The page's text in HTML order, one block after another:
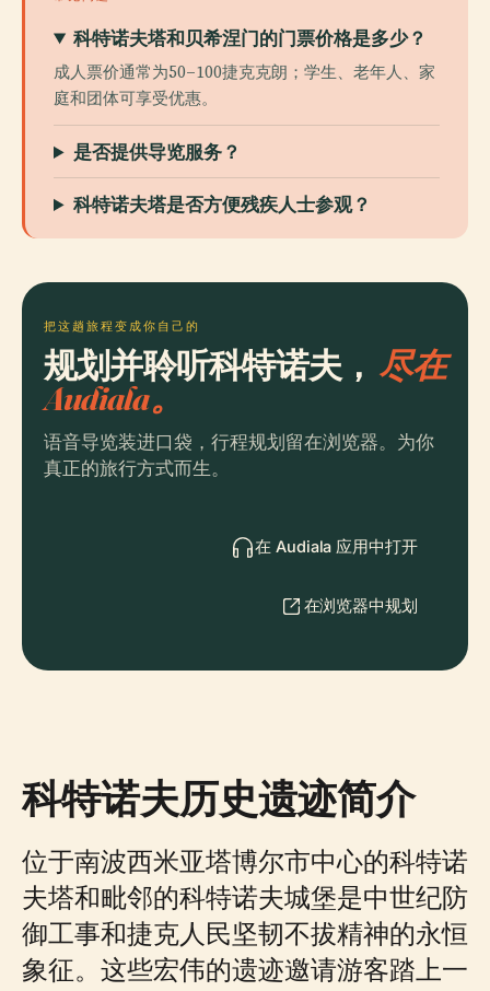
科特诺夫塔和贝希涅门的门票价格是多少？
成人票价通常为50–100捷克克朗；学生、老年人、家
庭和团体可享受优惠。
是否提供导览服务？
科特诺夫塔是否方便残疾人士参观？
把这趟旅程变成你自己的
规划并聆听科特诺夫，尽在
Audiala。
语音导览装进口袋，行程规划留在浏览器。为你
真正的旅行方式而生。
在 Audiala 应用中打开
在浏览器中规划
科特诺夫历史遗迹简介
位于南波西米亚塔博尔市中心的科特诺
夫塔和毗邻的科特诺夫城堡是中世纪防
御工事和捷克人民坚韧不拔精神的永恒
象征。这些宏伟的遗迹邀请游客踏上一